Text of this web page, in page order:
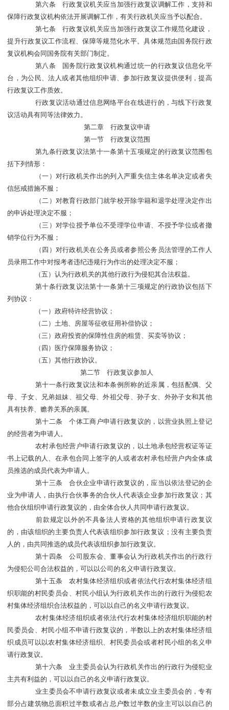
第六条 行政复议机关应当加强行政复议调解工作，支持和
保障行政复议机构依法开展调解工作，有关行政机关应当予以配合。
第七条 行政复议机关应当加强行政复议工作规范化建设，
提升行政复议工作流程、保障等规范化水平。具体规范由国务院行政
复议机构会同国务院有关部门制定。
第八条 国务院行政复议机构通过统一的行政复议信息化平
台，为公民、法人或者其他组织申请、参加行政复议提供便利，提高
行政复议工作质效。
行政复议活动通过信息网络平台在线进行的，与线下行政复
议活动具有同等法律效力。
第二章 行政复议申请
第一节 行政复议范围
第九条行政复议法第十一条第十五项规定的行政复议范围包
括下列情形：
（一）对行政机关作出的列入严重失信主体名单决定或者失
信惩戒措施不服；
（二）对教育行政部门就学校开除学籍和退学处理决定作出
的申诉处理决定不服；
（三）对学位授予单位不受理学位申请、不授予学位或者撤
销学位行为不服；
（四）对行政机关在公务员或者参照公务员法管理的工作人
员录用工作中对报考者违纪违规行为作出的处理决定不服；
（五）认为行政机关的其他行政行为侵犯其合法权益。
第十条行政复议法第十一条第十三项规定的行政协议包括下
列协议：
（一）政府特许经营协议；
（二）土地、房屋等征收征用补偿协议；
（三）政府投资的保障性住房的租赁、买卖等协议；
（四）医疗保障服务协议；
（五）其他行政协议。
第二节 行政复议参加人
第十一条行政复议法和本条例所称的近亲属，包括配偶、父
母、子女、兄弟姐妹、祖父母、外祖父母、孙子女、外孙子女和其他
具有扶养、赡养关系的亲属。
第十二条 个体工商户申请行政复议的，以营业执照上登记
的经营者为申请人。
农村承包经营户申请行政复议的，以土地承包经营权证等证
书上记载的人、在承包合同上签字的人或者农村承包经营户内全体成
员推选的成员代表为申请人。
第十三条 合伙企业申请行政复议的，应当以依法登记的企
业为申请人，由执行合伙事务的合伙人代表该企业参加行政复议；其
他合伙组织申请行政复议的，由全体合伙人共同申请行政复议。
前款规定以外的不具备法人资格的其他组织申请行政复议
的，由该组织的主要负责人代表该组织参加行政复议；没有主要负责
人的，由共同推选的成员代表该组织参加行政复议。
第十四条 公司股东会、董事会认为行政机关作出的行政行
为侵犯公司合法权益的，可以以公司的名义申请行政复议。
第十五条 农村集体经济组织或者依法代行农村集体经济组
织职能的村民委员会、村民小组认为行政机关作出的行政行为侵犯农
村集体经济组织合法权益的，可以以自己的名义申请行政复议。
农村集体经济组织或者依法代行农村集体经济组织职能的村
民委员会、村民小组不申请行政复议的，半数以上的农村集体经济组
织成员可以以农村集体经济组织、村民委员会或者村民小组的名义申
请行政复议。
第十六条 业主委员会认为行政机关作出的行政行为侵犯业
主共有利益的，可以以自己的名义申请行政复议。
业主委员会不申请行政复议或者未成立业主委员会的，专有
部分占建筑物总面积过半数或者占总户数过半数的业主可以以自己的